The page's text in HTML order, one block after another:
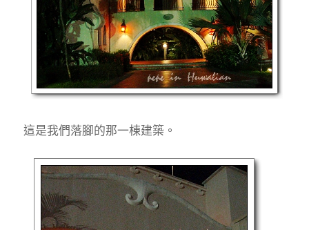
這是我們落腳的那一棟建築。